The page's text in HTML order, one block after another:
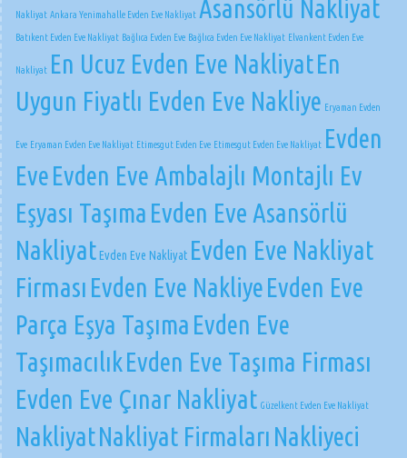
Nakliyat Ankara Yenimahalle Evden Eve Nakliyat Asansörlü Nakliyat
Batıkent Evden Eve Nakliyat Bağlıca Evden Eve Bağlıca Evden Eve Nakliyat Elvankent Evden Eve
Nakliyat En Ucuz Evden Eve NakliyatEn
Uygun Fiyatlı Evden Eve Nakliye Eryaman Evden
Eve Eryaman Evden Eve Nakliyat Etimesgut Evden Eve Etimesgut Evden Eve Nakliyat Evden
EveEvden Eve Ambalajlı Montajlı Ev
Eşyası Taşıma Evden Eve Asansörlü
NakliyatEvden Eve Nakliyat Evden Eve Nakliyat
Firması Evden Eve NakliyeEvden Eve
Parça Eşya Taşıma Evden Eve
TaşımacılıkEvden Eve Taşıma Firması
Evden Eve Çınar Nakliyat Güzelkent Evden Eve Nakliyat
NakliyatNakliyat Firmaları Nakliyeci